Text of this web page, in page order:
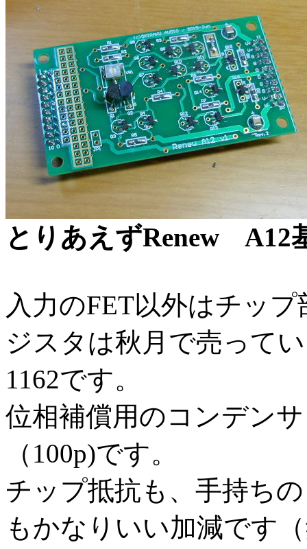
とりあえずRenew A12
入力のFET以外はチッ
ジスタは秋月で売って
1162です。
位相補償用のコンデン
（100p)です。
チップ抵抗も、手持ち
もかなりいい加減です